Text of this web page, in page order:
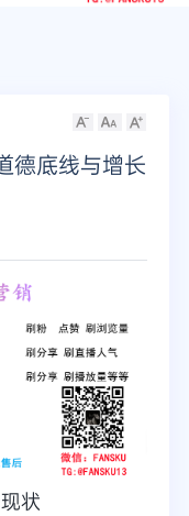
YouTube
Twitter
底线与增长
状